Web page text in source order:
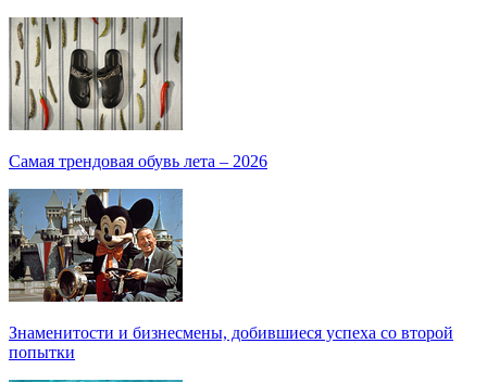
Самая трендовая обувь лета – 2026
Знаменитости и бизнесмены, добившиеся успеха со второй
попытки